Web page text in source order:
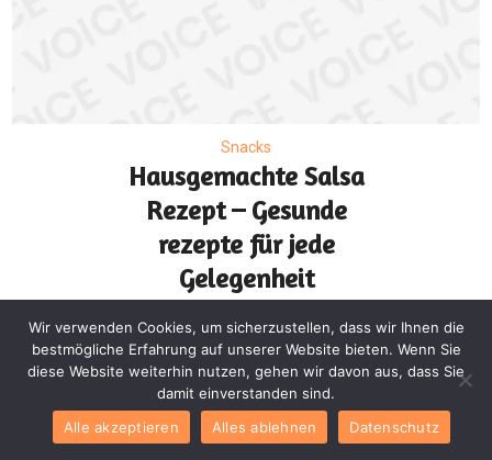
Snacks
Hausgemachte Salsa
Rezept – Gesunde
rezepte für jede
Gelegenheit
Wir verwenden Cookies, um sicherzustellen, dass wir Ihnen die
bestmögliche Erfahrung auf unserer Website bieten. Wenn Sie
diese Website weiterhin nutzen, gehen wir davon aus, dass Sie
damit einverstanden sind.
Alle akzeptieren
Alles ablehnen Datenschutz